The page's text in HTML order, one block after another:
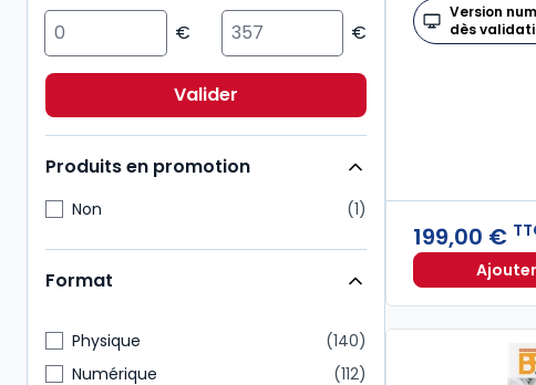
20
Social
20
Droit comptable
10
Valider
Produits en promotion
Non 1
Format
Physique
140
Numérique
112
Version
dès
199,00 €